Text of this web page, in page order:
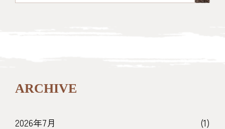
ARCHIVE
2026年7月 (1)